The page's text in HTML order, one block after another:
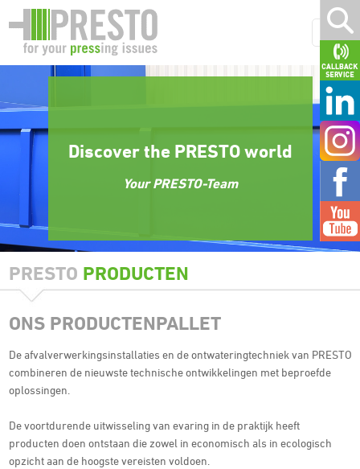
Discover the PRESTO world
Your PRESTO-Team
PRESTO PRODUCTEN
ONS PRODUCTENPALLET
De afvalverwerkingsinstallaties en de ontwateringtechniek van PRESTO
combineren de nieuwste technische ontwikkelingen met beproefde
oplossingen.
De voortdurende uitwisseling van evaring in de praktijk heeft
producten doen ontstaan die zowel in economisch als in ecologisch
opzicht aan de hoogste vereisten voldoen.